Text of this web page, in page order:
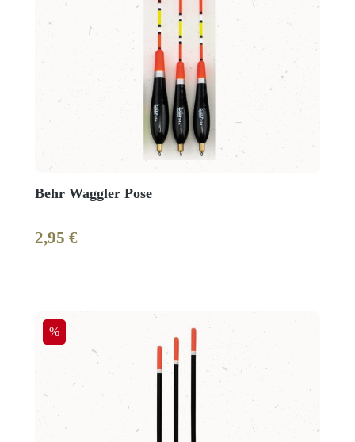
Behr Waggler Pose
Regulärer Preis:
2,95 €
Rabatt
%